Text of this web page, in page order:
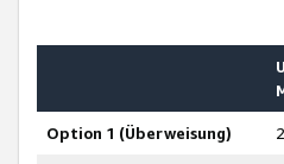
Option 1 (Überweisung)